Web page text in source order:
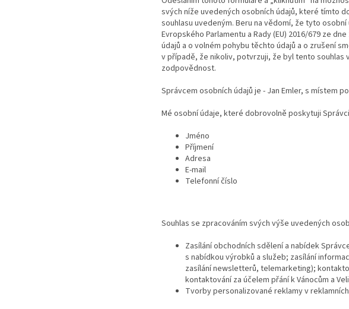
svých níže uvedených osobních údajů, které tímto
souhlasu uvedeným. Beru na vědomí, že tyto
Evropského Parlamentu a Rady (EU) 2016/679 ze
údajů a o volném pohybu těchto údajů a o zrušení
v případě, že nikoliv, potvrzuji, že byl tento
zodpovědnost.
Správcem osobních údajů je - Jan Emler, s místem
Mé osobní údaje, které dobrovolně poskytuji
Jméno
Příjmení
Adresa
E-mail
Telefonní číslo
Souhlas se zpracováním svých výše uvedených
Zasílání obchodních sdělení a nabídek
s nabídkou výrobků a služeb; zasílání
zasílání newsletterů, telemarketing);
kontaktování za účelem přání k Vánocům a
Tvorby personalizované reklamy v